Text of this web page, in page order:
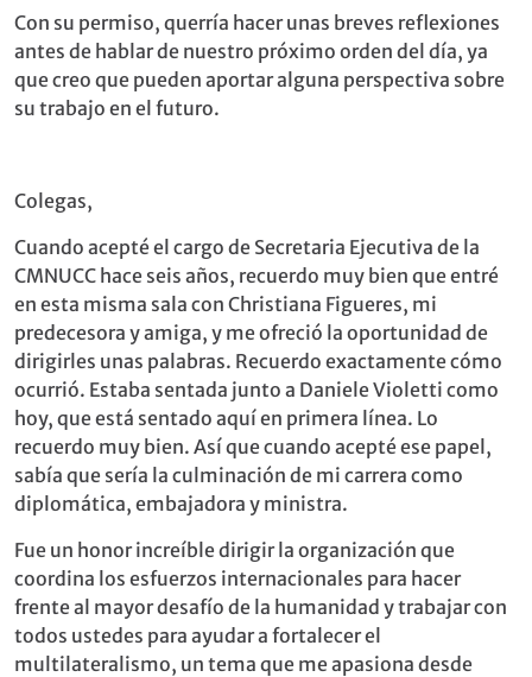
Con su permiso, querría hacer unas breves reflexiones
antes de hablar de nuestro próximo orden del día, ya
que creo que pueden aportar alguna perspectiva sobre
su trabajo en el futuro.
Colegas,
Cuando acepté el cargo de Secretaria Ejecutiva de la
CMNUCC hace seis años, recuerdo muy bien que entré
en esta misma sala con Christiana Figueres, mi
predecesora y amiga, y me ofreció la oportunidad de
dirigirles unas palabras. Recuerdo exactamente cómo
ocurrió. Estaba sentada junto a Daniele Violetti como
hoy, que está sentado aquí en primera línea. Lo
recuerdo muy bien. Así que cuando acepté ese papel,
sabía que sería la culminación de mi carrera como
diplomática, embajadora y ministra.
Fue un honor increíble dirigir la organización que
coordina los esfuerzos internacionales para hacer
frente al mayor desafío de la humanidad y trabajar con
todos ustedes para ayudar a fortalecer el
multilateralismo, un tema que me apasiona desde